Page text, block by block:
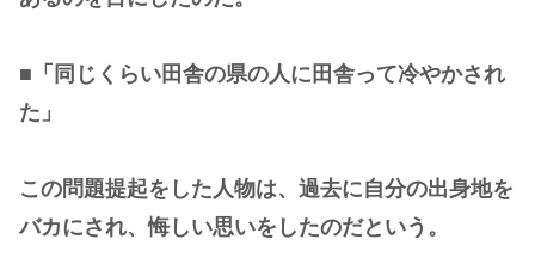
■「同じくらい田舎の県の人に田舎って冷やかされ
た」
この問題提起をした人物は、過去に自分の出身地を
バカにされ、悔しい思いをしたのだという。